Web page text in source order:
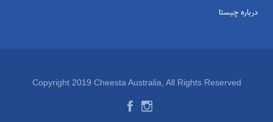
درباره چیستا
Copyright 2019 Cheesta Australia, All Rights Reserved